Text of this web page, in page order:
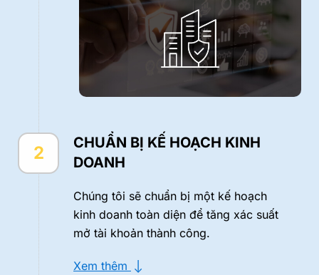
2
CHUẨN BỊ KẾ HOẠCH KINH
DOANH
Chúng tôi sẽ chuẩn bị một kế hoạch
kinh doanh toàn diện để tăng xác suất
mở tài khoản thành công.
Xem thêm -->